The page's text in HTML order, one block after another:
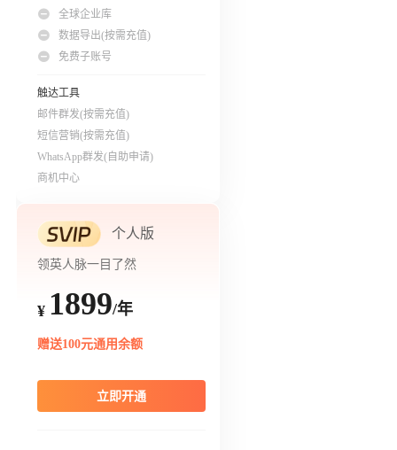
全球企业库
数据导出(按需充值)
免费子账号
触达工具
邮件群发(按需充值)
短信营销(按需充值)
WhatsApp群发(自助申请)
商机中心
个人版
领英人脉一目了然
¥ 1899/年
赠送100元通用余额
立即开通